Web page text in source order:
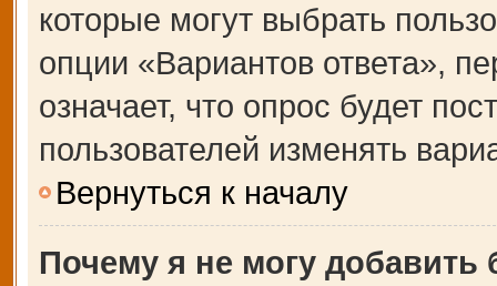
которые могут выбрать
опции «Вариантов ответа»,
означает, что опрос будет
пользователей изменять
Вернуться к началу
Почему я не могу добавить